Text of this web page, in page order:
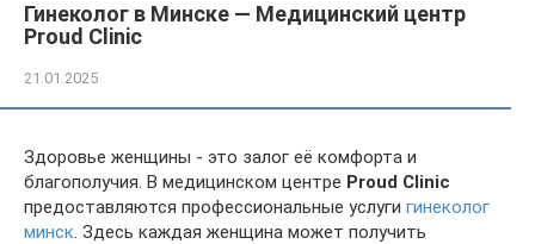
Гинеколог в Минске — Медицинский центр
Proud Clinic
21.01.2025
Здоровье женщины - это залог её комфорта и
благополучия. В медицинском центре Proud Clinic
предоставляются профессиональные услуги гинеколог
минск. Здесь каждая женщина может получить